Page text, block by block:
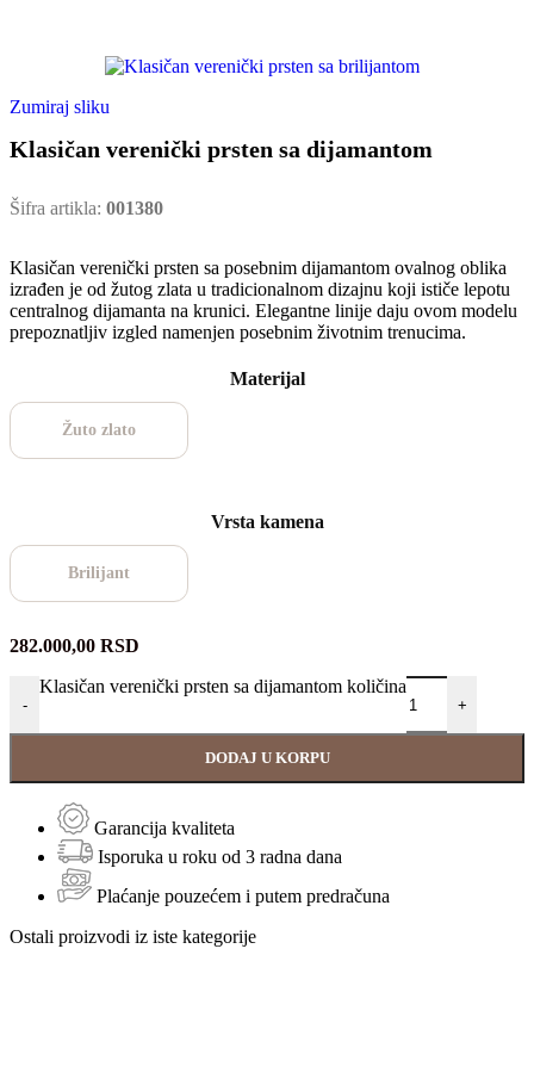
Zumiraj sliku
Klasičan verenički prsten sa dijamantom
Šifra artikla: 001380
Klasičan verenički prsten sa posebnim dijamantom ovalnog oblika
izrađen je od žutog zlata u tradicionalnom dizajnu koji ističe lepotu
centralnog dijamanta na krunici. Elegantne linije daju ovom modelu
prepoznatljiv izgled namenjen posebnim životnim trenucima.
Materijal
Žuto zlato
Vrsta kamena
Brilijant
282.000,00 RSD
-
Klasičan verenički prsten sa dijamantom količina
+
DODAJ U KORPU
Garancija kvaliteta
Isporuka u roku od 3 radna dana
Plaćanje pouzećem i putem predračuna
Ostali proizvodi iz iste kategorije